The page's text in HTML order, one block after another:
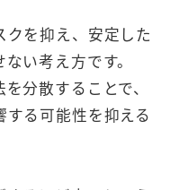
を抑え、安定した
い考え方です。
分散することで、
る可能性を抑える